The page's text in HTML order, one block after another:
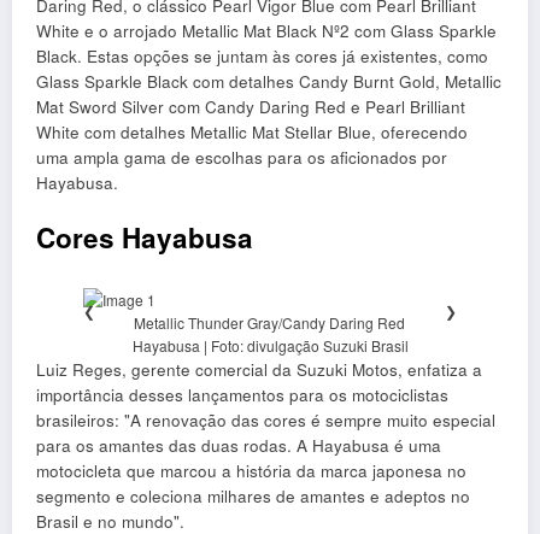
Daring Red, o clássico Pearl Vigor Blue com Pearl Brilliant
White e o arrojado Metallic Mat Black Nº2 com Glass Sparkle
Black. Estas opções se juntam às cores já existentes, como
Glass Sparkle Black com detalhes Candy Burnt Gold, Metallic
Mat Sword Silver com Candy Daring Red e Pearl Brilliant
White com detalhes Metallic Mat Stellar Blue, oferecendo
uma ampla gama de escolhas para os aficionados por
Hayabusa.
Cores Hayabusa
Metallic Thunder Gray/Candy Daring Red
❮
❯
Hayabusa | Foto: divulgação Suzuki Brasil
Luiz Reges, gerente comercial da Suzuki Motos, enfatiza a
importância desses lançamentos para os motociclistas
brasileiros: "A renovação das cores é sempre muito especial
para os amantes das duas rodas. A Hayabusa é uma
motocicleta que marcou a história da marca japonesa no
segmento e coleciona milhares de amantes e adeptos no
Brasil e no mundo".